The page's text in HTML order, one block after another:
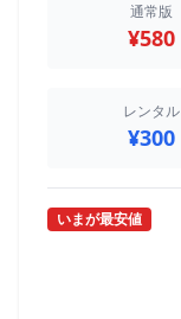
通常版
¥580
レンタル
¥300
いまが最安値